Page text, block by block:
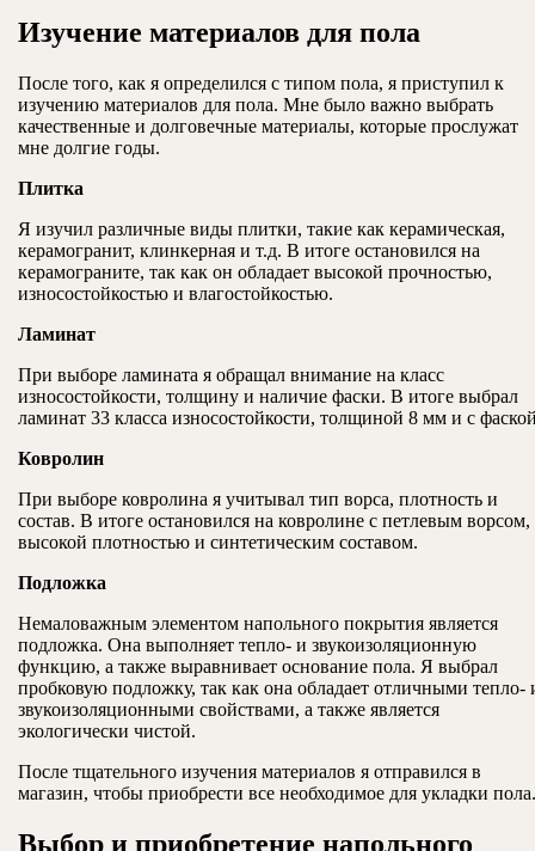
Изучение материалов для пола
После того, как я определился с типом пола, я приступил к
изучению материалов для пола. Мне было важно выбрать
качественные и долговечные материалы, которые прослужат
мне долгие годы.
Плитка
Я изучил различные виды плитки, такие как керамическая,
керамогранит, клинкерная и т.д. В итоге остановился на
керамограните, так как он обладает высокой прочностью,
износостойкостью и влагостойкостью.
Ламинат
При выборе ламината я обращал внимание на класс
износостойкости, толщину и наличие фаски. В итоге выбрал
ламинат 33 класса износостойкости, толщиной 8 мм и с
Ковролин
При выборе ковролина я учитывал тип ворса, плотность и
состав. В итоге остановился на ковролине с петлевым ворсом,
высокой плотностью и синтетическим составом.
Подложка
Немаловажным элементом напольного покрытия является
подложка. Она выполняет тепло- и звукоизоляционную
функцию, а также выравнивает основание пола. Я выбрал
пробковую подложку, так как она обладает отличными тепло-
звукоизоляционными свойствами, а также является
экологически чистой.
После тщательного изучения материалов я отправился в
магазин, чтобы приобрести все необходимое для укладки пола.
Выбор и приобретение напольного